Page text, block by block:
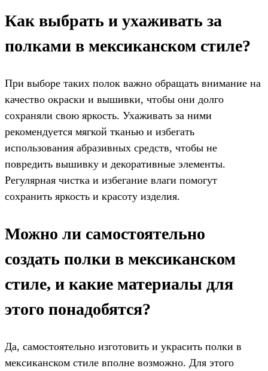
Как выбрать и ухаживать за
полками в мексиканском стиле?
При выборе таких полок важно обращать внимание на
качество окраски и вышивки, чтобы они долго
сохраняли свою яркость. Ухаживать за ними
рекомендуется мягкой тканью и избегать
использования абразивных средств, чтобы не
повредить вышивку и декоративные элементы.
Регулярная чистка и избегание влаги помогут
сохранить яркость и красоту изделия.
Можно ли самостоятельно
создать полки в мексиканском
стиле, и какие материалы для
этого понадобятся?
Да, самостоятельно изготовить и украсить полки в
мексиканском стиле вполне возможно. Для этого